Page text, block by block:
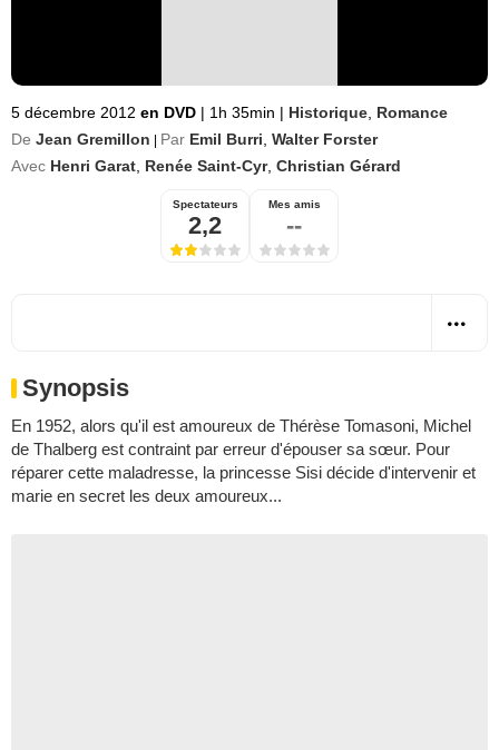
5 décembre 2012 en DVD | 1h 35min | Historique Romance
De Jean Gremillon Par Emil Burri Walter Forster
Avec Henri Garat Renée Saint-Cyr, Christian Gérard
Spectateurs
2,2
Mes amis
--
Synopsis
En 1952, alors qu'il est amoureux de Thérèse Tomasoni, Michel
de Thalberg est contraint par erreur d'épouser sa sœur. Pour
réparer cette maladresse, la princesse Sisi décide d'intervenir et
marie en secret les deux amoureux...